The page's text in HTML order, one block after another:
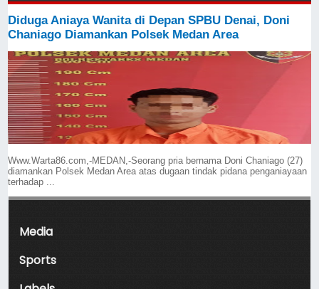
Diduga Aniaya Wanita di Depan SPBU Denai, Doni
Chaniago Diamankan Polsek Medan Area
Www.Warta86.com,-MEDAN,-Seorang pria bernama Doni Chaniago (27)
diamankan Polsek Medan Area atas dugaan tindak pidana penganiayaan
terhadap ...
Media
Sports